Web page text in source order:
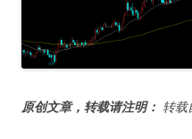
原创文章，转载请注明： 转载